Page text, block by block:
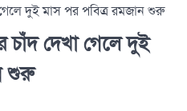
দুই মাস পর পবিত্র রমজান শুরু
চাঁদ দেখা গেলে দুই
শুরু